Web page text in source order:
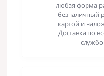
любая форма
безналичный
картой и
Доставка по